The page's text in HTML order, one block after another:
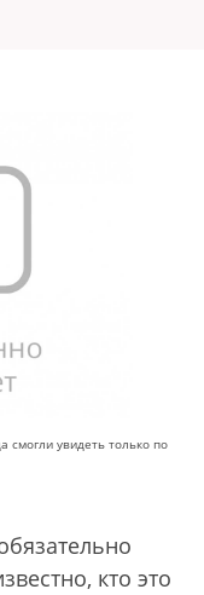
смогли увидеть только по
кто это